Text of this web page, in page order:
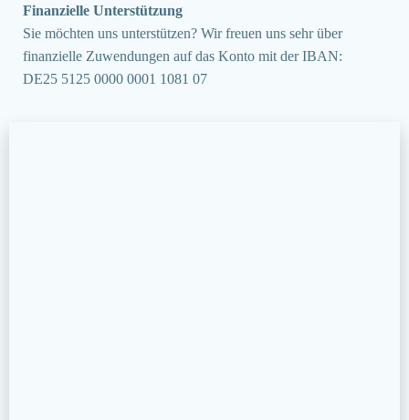
Finanzielle Unterstützung
Sie möchten uns unterstützen? Wir freuen uns sehr über
finanzielle Zuwendungen auf das Konto mit der IBAN:
DE25 5125 0000 0001 1081 07